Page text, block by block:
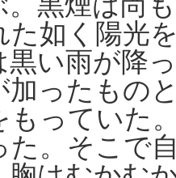
た如く陽光
黒い雨が降
加ったもの
もっていた
た。そこで